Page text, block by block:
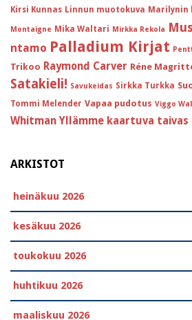
Kirsi Kunnas Linnun muotokuva Marilynin
Montaigne Mika Waltari Mirkka Rekola
ntamo Palladium Kirjat
Trikoo Raymond Carver Réne
Satakieli! Savukeidas Sirkka Turkka
Tommi Melender Vapaa pudotus Viggo
Whitman Yllämme kaartuva taivas
ARKISTOT
heinäkuu 2026
kesäkuu 2026
toukokuu 2026
huhtikuu 2026
maaliskuu 2026